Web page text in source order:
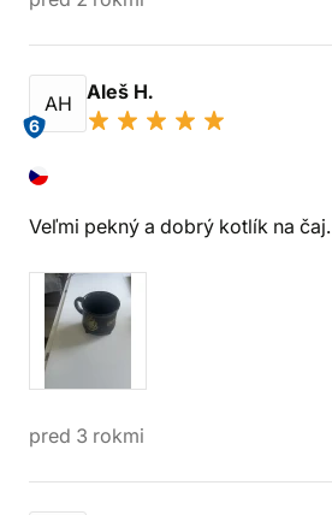
AH
6
Aleš H.
Veľmi pekný a dobrý kotlík na čaj.
pred 3 rokmi